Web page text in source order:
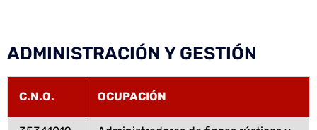
ADMINISTRACIÓN Y GESTIÓN
C.N.O. OCUPACIÓN